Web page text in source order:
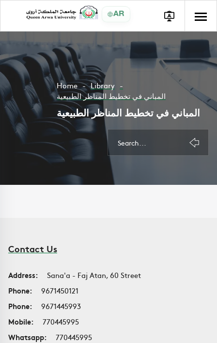
AR
Home
Library
المباني في تخطيط المناظر الطبيعية
المباني في تخطيط المناظر الطبيعية
Contact Us
Address:
Sana'a - Faj Atan, 60 Street
Phone:
9671450121
Phone:
9671445993
Mobile:
770445995
Whatsapp:
770445995